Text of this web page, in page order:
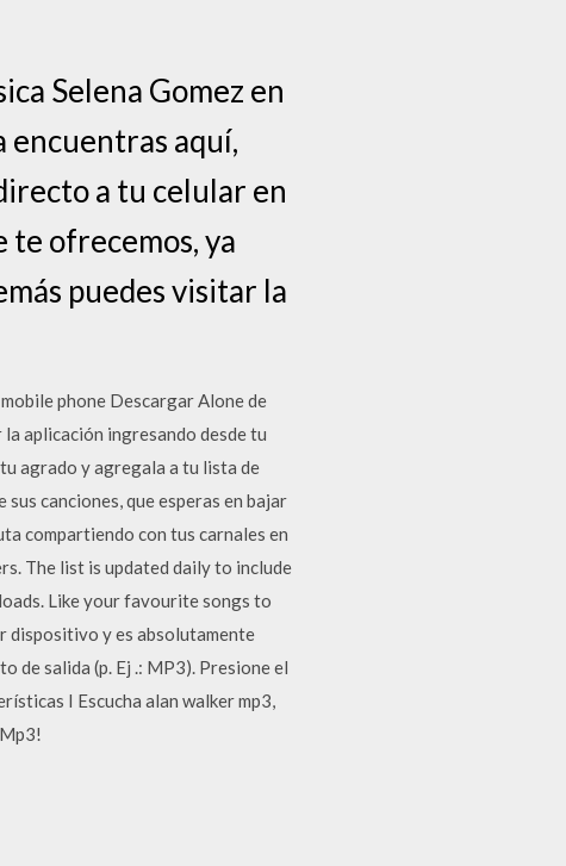
Selena Gomez en
encuentras aquí,
a tu celular en
te ofrecemos, ya
puedes visitar la
phone Descargar Alone de
aplicación ingresando desde tu
agrado y agregala a tu lista de
canciones, que esperas en bajar
compartiendo con tus carnales en
The list is updated daily to include
Like your favourite songs to
dispositivo y es absolutamente
de salida (p. Ej .: MP3). Presione el
I Escucha alan walker mp3,